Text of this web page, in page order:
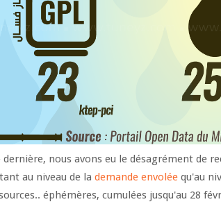
dernière, nous avons eu le désagrément de
au niveau de la demande envolée qu'au
éphémères, cumulées jusqu'au 28